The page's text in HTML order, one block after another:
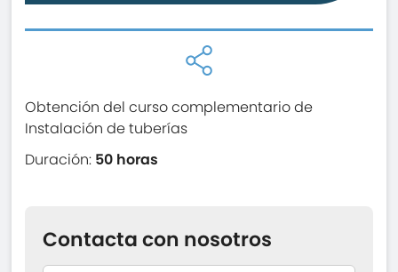
Obtención del curso complementario de
Instalación de tuberías
Duración: 50 horas
Contacta con nosotros